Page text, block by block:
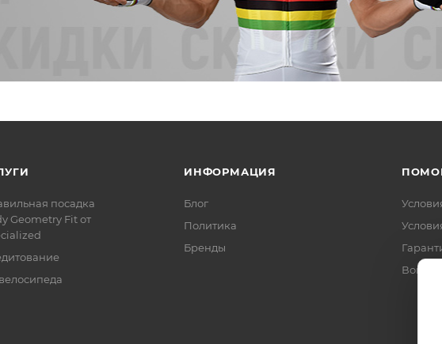
посадка
Geometry Fit от
ИНФОРМАЦИЯ
Блог
Политика
Бренды